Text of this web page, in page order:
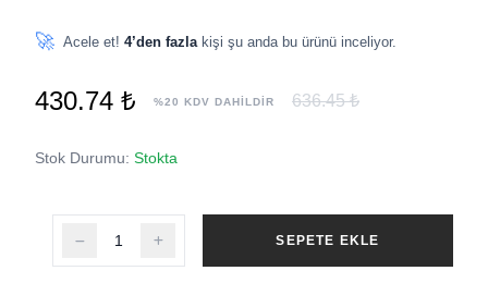
🚀 Acele et! 4’den fazla kişi şu anda bu ürünü inceliyor.
430.74 ₺ %20 KDV DAHİLDİR 636.45 ₺
Stok Durumu: Stokta
SEPETE EKLE